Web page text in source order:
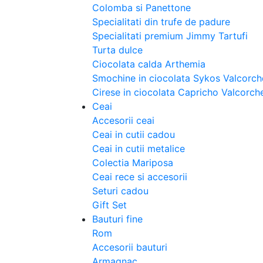
Colomba si Panettone
Specialitati din trufe de padure
Specialitati premium Jimmy Tartufi
Turta dulce
Ciocolata calda Arthemia
Smochine in ciocolata Sykos
Cirese in ciocolata Capricho
Ceai
Accesorii ceai
Ceai in cutii cadou
Ceai in cutii metalice
Colectia Mariposa
Ceai rece si accesorii
Seturi cadou
Gift Set
Bauturi fine
Rom
Accesorii bauturi